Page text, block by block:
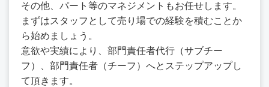
その他、パート等のマネジメントもお任せします。
まずはスタッフとして売り場での経験を積むことか
ら始めましょう。
意欲や実績により、部門責任者代行（サブチー
フ）、部門責任者（チーフ）へとステップアップし
て頂きます。